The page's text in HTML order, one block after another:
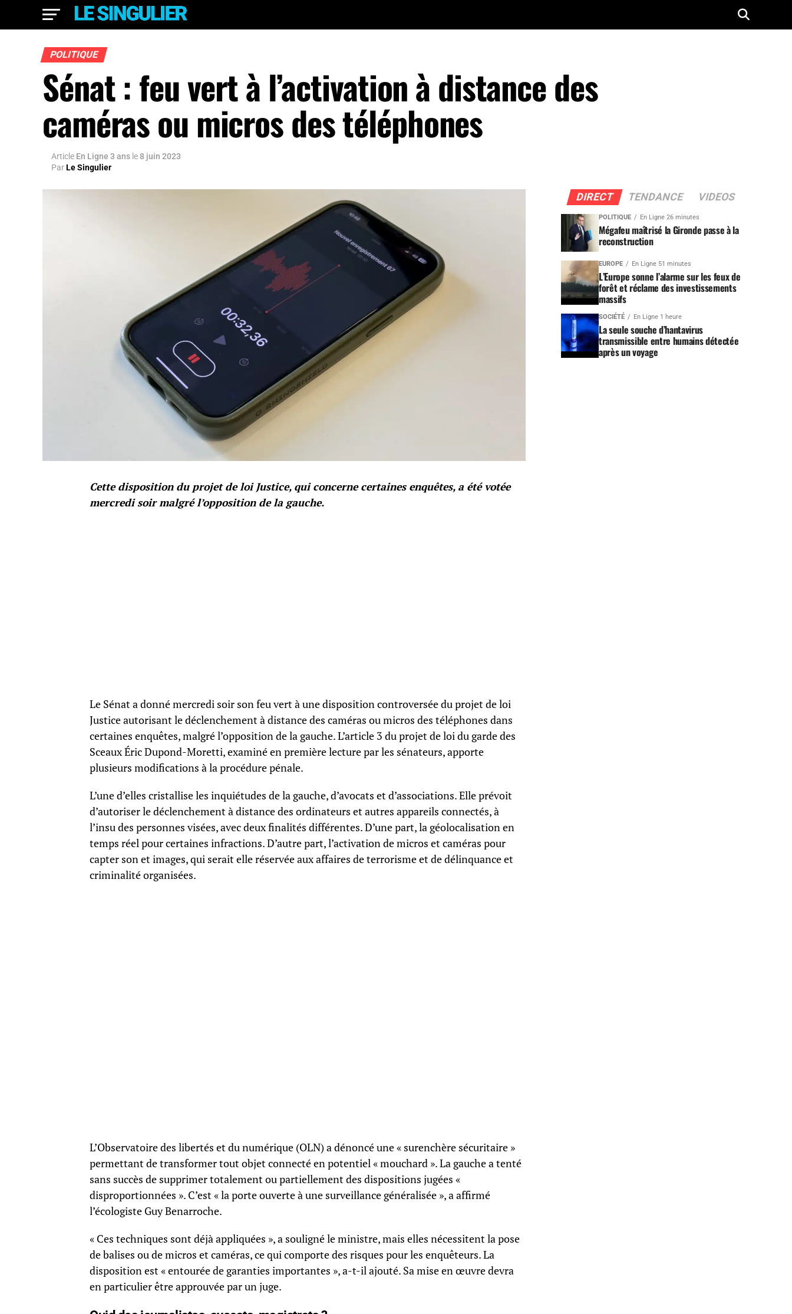
POLITIQUE
Sénat : feu vert à l’activation à distance des
caméras ou micros des téléphones
Article En Ligne 3 ans le8 juin 2023
ParLe Singulier
Cette disposition du projet de loi Justice, qui concerne certaines enquêtes, a été votée
mercredi soir malgré l’opposition de la gauche.
Le Sénat a donné mercredi soir son feu vert à une disposition controversée du projet de loi
Justice autorisant le déclenchement à distance des caméras ou micros des téléphones dans
certaines enquêtes, malgré l’opposition de la gauche. L’article 3 du projet de loi du garde des
Sceaux Éric Dupond-Moretti, examiné en première lecture par les sénateurs, apporte
plusieurs modifications à la procédure pénale.
L’une d’elles cristallise les inquiétudes de la gauche, d’avocats et d’associations. Elle prévoit
d’autoriser le déclenchement à distance des ordinateurs et autres appareils connectés, à
l’insu des personnes visées, avec deux finalités différentes. D’une part, la géolocalisation en
temps réel pour certaines infractions. D’autre part, l’activation de micros et caméras pour
capter son et images, qui serait elle réservée aux affaires de terrorisme et de délinquance et
criminalité organisées.
L’Observatoire des libertés et du numérique (OLN) a dénoncé une « surenchère sécuritaire »
permettant de transformer tout objet connecté en potentiel « mouchard ». La gauche a tenté
sans succès de supprimer totalement ou partiellement des dispositions jugées «
disproportionnées ». C’est « la porte ouverte à une surveillance généralisée », a affirmé
l’écologiste Guy Benarroche.
« Ces techniques sont déjà appliquées », a souligné le ministre, mais elles nécessitent la pose
de balises ou de micros et caméras, ce qui comporte des risques pour les enquêteurs. La
disposition est « entourée de garanties importantes », a-t-il ajouté. Sa mise en œuvre devra
en particulier être approuvée par un juge.
DIRECT TENDANCE VIDEOS
POLITIQUE En Ligne 26 minutes
Mégafeu maîtrisé la Gironde passe à la
reconstruction
EUROPE En Ligne 51 minutes
L’Europe sonne l’alarme sur les feux de
forêt et réclame des investissements
massifs
SOCIÉTÉ En Ligne 1 heure
La seule souche d’hantavirus
transmissible entre humains détectée
après un voyage